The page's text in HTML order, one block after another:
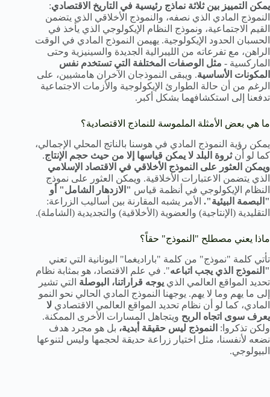
يمكن التمييز بين ثلاثة نماذج رئيسية في التاريخ الاقتصادي:
النموذج المادي الذي نصفه، والنموذج الأخلاقي الذي يتضمن
القيم الاجتماعية، ونموذج النظام الإيكولوجي الذي يأخذ في
الحسبان الحدود الإيكولوجية. يهيمن النموذج المادي في الوقت
الراهن، مع تفرعاته من الليبرالية الجديدة والسينيزية وحتى
الماركسية - مثل الوصفات المختلفة التي تستخدم نفس
المكونات الأساسية. ويبقى النموذجان الآخران هامشيين، على
الرغم من أن حالة الطوارئ الإيكولوجية والأزمات الاجتماعية
تدفعنا إلى استكشافهما بشكل أكبر.
ما هي بعض الأمثلة الملموسة للنماذج الاقتصادية؟
يمكن رؤية النموذج المادي في هوسنا بالناتج المحلي الإجمالي،
كما لو أنثروة البلد لا يمكن قياسها إلا من حيث حجم الإنتاج.
ويمكن العثور على النموذج الأخلاقي في الاقتصاد الإسلامي
الذي يتضمن الاعتبارات الأخلاقية. ويمكن العثور على نموذج
النظام الإيكولوجي في أنظمة قياس "الازدهار الشامل" أو
"البصمة البيئية". الأمر يشبه المقارنة بين أساليب الزراعة:
التقليدية (الإنتاجية) والعضوية (الأخلاقية) والتجديدية (الشاملة).
ماذا يعني مصطلح "النموذج" حقاً؟
تأتي كلمة "نموذج" من كلمة "باراديغما" اليونانية التي تعني
"النموذج الذي يجب اتباعه". في علم الاقتصاد، هو بمثابة نظام
تحديد المواقع العالمي الذي يوجه قراراتنا، البوصلة التي تشير
إلى ما يهم وما لا يهم. يوجهنا النموذج المادي الحالي نحو النمو
المادي، كما لو أن نظام تحديد المواقع العالمي الاقتصادي لا
يعرف سوى اتجاه الربح ويتجاهل المسارات الأخرى الممكنة.
ولكن تذكروا: النموذج ليس حقيقة أبدية، بل هو مجرد هدف
نضعه لأنفسنا، مثل اختيار زراعة حديقة لحجمها وليس لتنوعها
البيولوجي.